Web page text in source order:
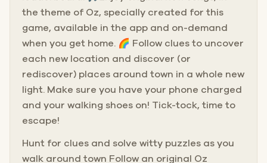
the theme of Oz, specially created for this
game, available in the app and on-demand
when you get home. 🌈 Follow clues to uncover
each new location and discover (or
rediscover) places around town in a whole new
light. Make sure you have your phone charged
and your walking shoes on! Tick-tock, time to
escape!
Hunt for clues and solve witty puzzles as you
walk around town Follow an original Oz